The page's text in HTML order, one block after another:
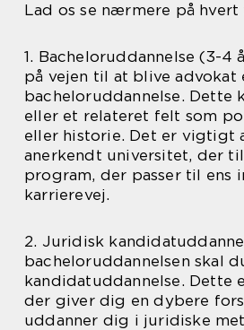
Lad os se nærmere på hvert
1. Bacheloruddannelse (3-4
på vejen til at blive advokat
bacheloruddannelse. Dette
eller et relateret felt som
eller historie. Det er vigtigt
anerkendt universitet, der
program, der passer til ens
karrierevej.
2. Juridisk
bacheloruddannelsen skal
kandidatuddannelse. Dette
der giver dig en dybere
uddanner dig i juridiske